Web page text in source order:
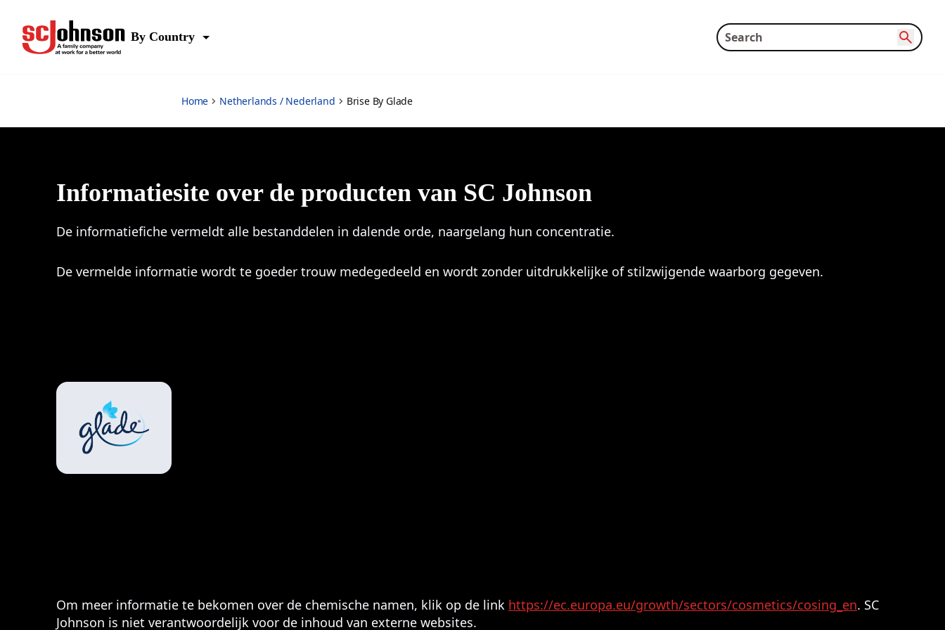
By Country
Home Netherlands / Nederland Brise By Glade
Informatiesite over de producten van SC Johnson
De informatiefiche vermeldt alle bestanddelen in dalende orde, naargelang hun concentratie.
De vermelde informatie wordt te goeder trouw medegedeeld en wordt zonder uitdrukkelijke of stilzwijgende waarborg gegeven.
Om meer informatie te bekomen over de chemische namen, klik op de link https://ec.europa.eu/growth/sectors/cosmetics/cosing_en. SC
Johnson is niet verantwoordelijk voor de inhoud van externe websites.